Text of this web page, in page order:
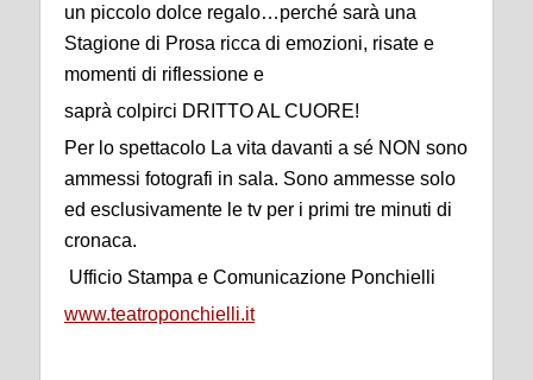
un piccolo dolce regalo…perché sarà una
Stagione di Prosa ricca di emozioni, risate e
momenti di riflessione e
saprà colpirci DRITTO AL CUORE!
Per lo spettacolo La vita davanti a sé NON sono
ammessi fotografi in sala. Sono ammesse solo
ed esclusivamente le tv per i primi tre minuti di
cronaca.
Ufficio Stampa e Comunicazione Ponchielli
www.teatroponchielli.it